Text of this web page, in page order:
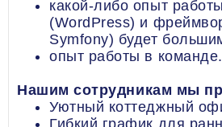
какой-либо опыт
(WordPress) и
Symfony) будет
опыт работы в команде.
Нашим сотрудникам мы
Уютный коттеджный
Гибкий график для